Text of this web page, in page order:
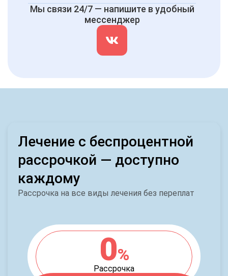
Мы связи 24/7 — напишите в удобный
мессенджер
Лечение с беспроцентной
рассрочкой — доступно
каждому
Рассрочка на все виды лечения без переплат
0%
Рассрочка